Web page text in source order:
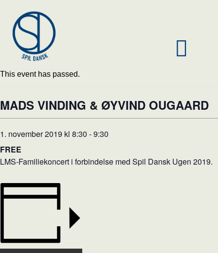
This event has passed.
MADS VINDING & ØYVIND OUGAARD
1. november 2019 kl 8:30 -9:30
FREE
LMS-Familiekoncert i forbindelse med Spil Dansk Ugen 2019.